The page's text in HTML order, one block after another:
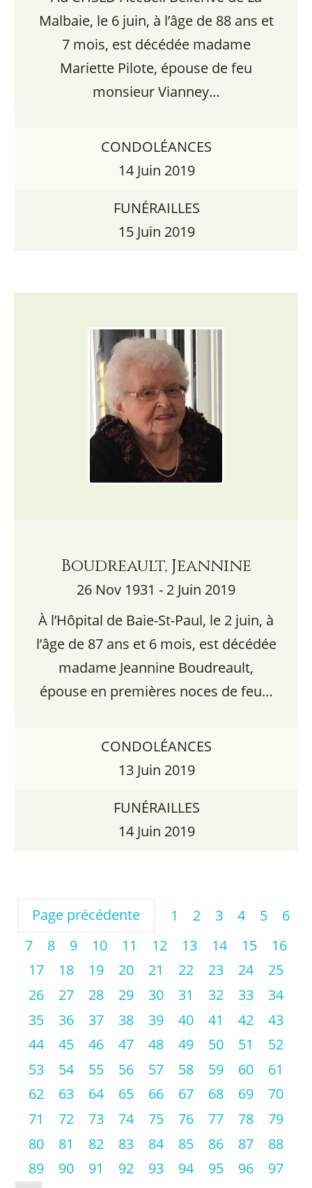
Malbaie, le 6 juin, à l’âge de 88 ans et
7 mois, est décédée madame
Mariette Pilote, épouse de feu
monsieur Vianney…
CONDOLÉANCES
14 Juin 2019
FUNÉRAILLES
15 Juin 2019
Boudreault, Jeannine
26 Nov 1931 - 2 Juin 2019
À l’Hôpital de Baie-St-Paul, le 2 juin, à
l’âge de 87 ans et 6 mois, est décédée
madame Jeannine Boudreault,
épouse en premières noces de feu…
CONDOLÉANCES
13 Juin 2019
FUNÉRAILLES
14 Juin 2019
Page précédente 1 2 3 4 5
6
7
8 9 10 11 12 13 14 15
16
17
18 19 20 21 22 23 24
25
26
27 28 29 30 31 32 33
34
35
36 37 38 39 40 41 42
43
44
45 46 47 48 49 50 51
52
53
54 55 56 57 58 59 60
61
62
63 64 65 66 67 68 69
70
71
72 73 74 75 76 77 78
79
80
81 82 83 84 85 86 87
88
89
90 91 92 93 94 95 96
97